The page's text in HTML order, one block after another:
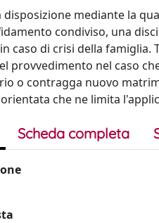
disposizione mediante la
condiviso, una
caso di crisi della
provvedimento nel caso
o contragga nuovo
che ne limita
Scheda completa